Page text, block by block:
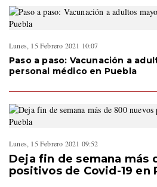
Lunes, 15 Febrero 2021 10:07
Paso a paso: Vacunación a
personal médico en Puebla
Lunes, 15 Febrero 2021 09:52
Deja fin de semana más
positivos de Covid-19 en